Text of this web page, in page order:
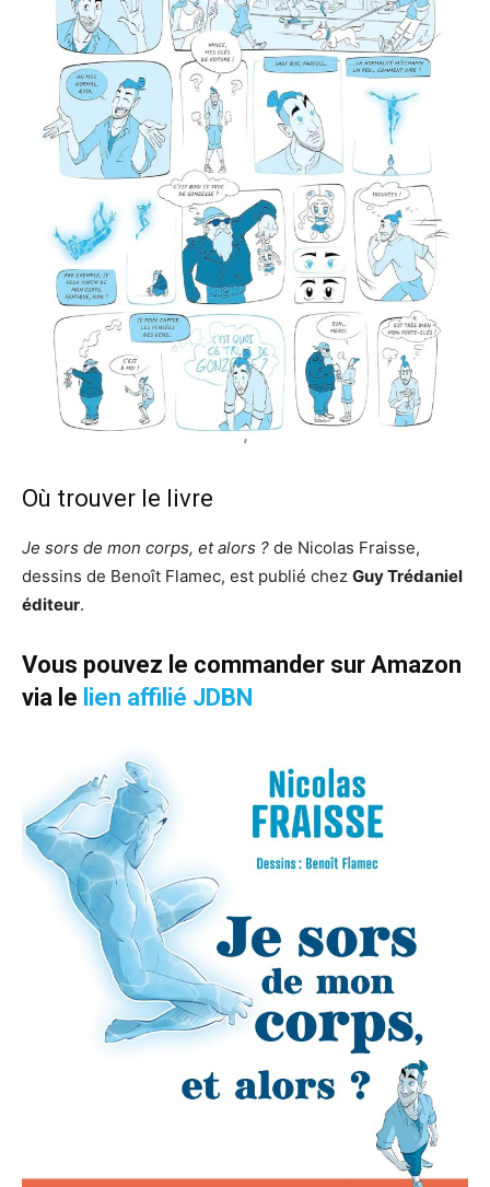
Où trouver le livre
Je sors de mon corps, et alors ? de Nicolas Fraisse,
dessins de Benoît Flamec, est publié chez Guy Trédaniel
éditeur.
Vous pouvez le commander sur Amazon
via le lien affilié JDBN